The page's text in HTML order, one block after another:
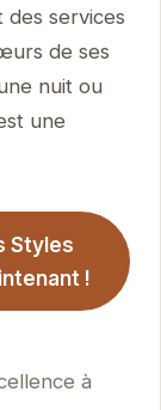
services
de ses
nuit ou
une
Styles
!
à